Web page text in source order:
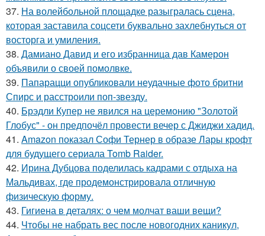
37. На волейбольной площадке разыгралась сцена,
которая заставила соцсети буквально захлебнуться от
восторга и умиления.
38. Дамиано Давид и его избранница дав Камерон
объявили о своей помолвке.
39. Папарацци опубликовали неудачные фото бритни
Спирс и расстроили поп-звезду.
40. Брэдли Купер не явился на церемонию "Золотой
Глобус" - он предпочёл провести вечер с Джиджи хадид.
41. Amazon показал Софи Тернер в образе Лары крофт
для будущего сериала Tomb Raider.
42. Ирина Дубцова поделилась кадрами с отдыха на
Мальдивах, где продемонстрировала отличную
физическую форму.
43. Гигиена в деталях: о чем молчат ваши вещи?
44. Чтобы не набрать вес после новогодних каникул,